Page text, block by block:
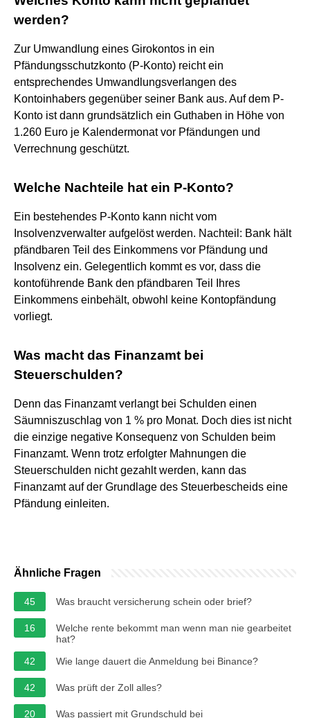
werden?
Zur Umwandlung eines Girokontos in ein
Pfändungsschutzkonto (P-Konto) reicht ein
entsprechendes Umwandlungsverlangen des
Kontoinhabers gegenüber seiner Bank aus. Auf dem P-
Konto ist dann grundsätzlich ein Guthaben in Höhe von
1.260 Euro je Kalendermonat vor Pfändungen und
Verrechnung geschützt.
Welche Nachteile hat ein P-Konto?
Ein bestehendes P-Konto kann nicht vom
Insolvenzverwalter aufgelöst werden. Nachteil: Bank hält
pfändbaren Teil des Einkommens vor Pfändung und
Insolvenz ein. Gelegentlich kommt es vor, dass die
kontoführende Bank den pfändbaren Teil Ihres
Einkommens einbehält, obwohl keine Kontopfändung
vorliegt.
Was macht das Finanzamt bei
Steuerschulden?
Denn das Finanzamt verlangt bei Schulden einen
Säumniszuschlag von 1 % pro Monat. Doch dies ist nicht
die einzige negative Konsequenz von Schulden beim
Finanzamt. Wenn trotz erfolgter Mahnungen die
Steuerschulden nicht gezahlt werden, kann das
Finanzamt auf der Grundlage des Steuerbescheids eine
Pfändung einleiten.
Ähnliche Fragen
45 Was braucht versicherung schein oder brief?
16
Welche rente bekommt man wenn man nie gearbeitet
hat?
42
Wie lange dauert die Anmeldung bei Binance?
42 Was prüft der Zoll alles?
20
Was passiert mit Grundschuld bei